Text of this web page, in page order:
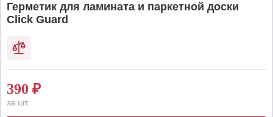
Герметик для ламината и паркетной доски
Click Guard
390 ₽
за шт.